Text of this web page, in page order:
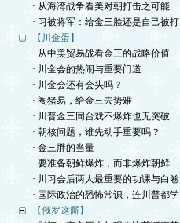
· 从海湾战争看美对朝打击之可能
· 习被将军：给金三脸还是自己被打
【川金蛋】
· 从中美贸易战看金三的战略价值
· 川金会的热闹与重要门道
· 川金会还有会头吗？
· 阉猪易，给金三去势难
· 川普金三同台戏不爆炸也无突破
· 朝核问题，谁先动手重要吗？
· 金三胖的当量
· 要准备朝鲜爆炸，而非爆炸朝鲜
· 川习会后两人最重要的功课与白卷
· 国际政治的恐怖常识，连川普都学
【俄罗这厮】